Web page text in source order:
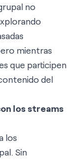
no
mientras
que participen
del
los streams
los
Sin